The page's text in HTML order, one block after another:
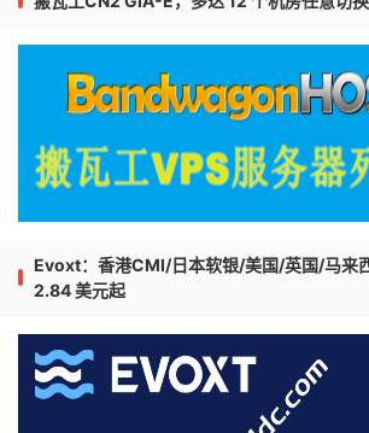
Evoxt：香港CMI/日本软银/美国/英国/马来
2.84 美元起